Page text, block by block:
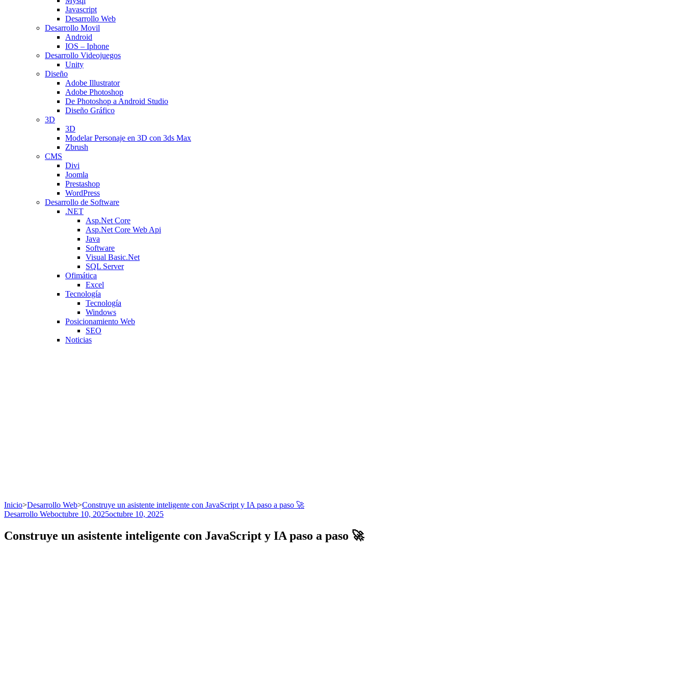
Javascript
Desarrollo Web
Desarrollo Movil
Android
IOS – Iphone
Desarrollo Videojuegos
Unity
Diseño
Adobe Illustrator
Adobe Photoshop
De Photoshop a Android Studio
Diseño Gráfico
3D
3D
Modelar Personaje en 3D con 3ds Max
Zbrush
CMS
Divi
Joomla
Prestashop
WordPress
Desarrollo de Software
.NET
Asp.Net Core
Asp.Net Core Web Api
Java
Software
Visual Basic.Net
SQL Server
Ofimática
Excel
Tecnología
Tecnología
Windows
Posicionamiento Web
SEO
Noticias
Inicio>Desarrollo Web>Construye un asistente inteligente con JavaScript y IA paso a paso 🚀
Desarrollo Weboctubre 10, 2025octubre 10, 2025
Construye un asistente inteligente con JavaScript y IA paso a paso 🚀